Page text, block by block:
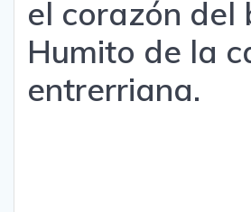
el corazón del
Humito de la
entrerriana.